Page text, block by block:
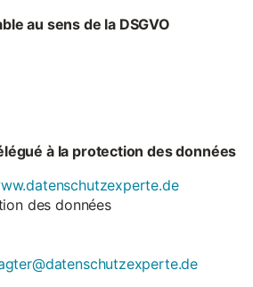
au sens de la DSGVO
à la protection des données
des données